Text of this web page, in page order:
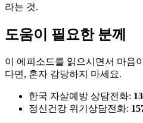
라는 것.
도움이 필요한 분께
이 에피소드를 읽으시면서 마음
다면, 혼자 감당하지 마세요.
한국 자살예방 상담전화:
정신건강 위기상담전화: